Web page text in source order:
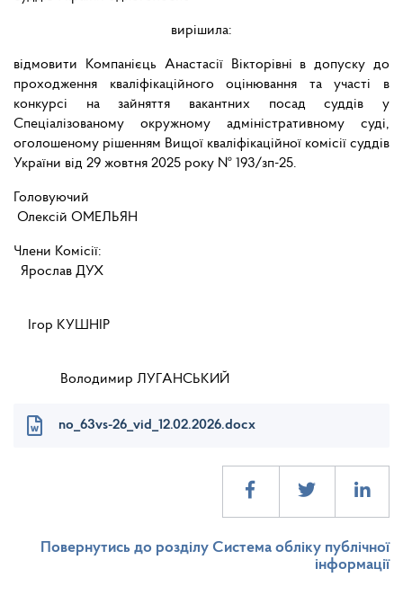
вирішила:
відмовити Компанієць Анастасії Вікторівні в допуску до
проходження кваліфікаційного оцінювання та участі в
конкурсі на зайняття вакантних посад суддів у
Спеціалізованому окружному адміністративному суді,
оголошеному рішенням Вищої кваліфікаційної комісії суддів
України від 29 жовтня 2025 року № 193/зп-25.
Головуючий
Олексій ОМЕЛЬЯН
Члени Комісії:
Ярослав ДУХ
Ігор КУШНІР
Володимир ЛУГАНСЬКИЙ
no_63vs-26_vid_12.02.2026.docx
Повернутись до розділу Система обліку публічної
інформації